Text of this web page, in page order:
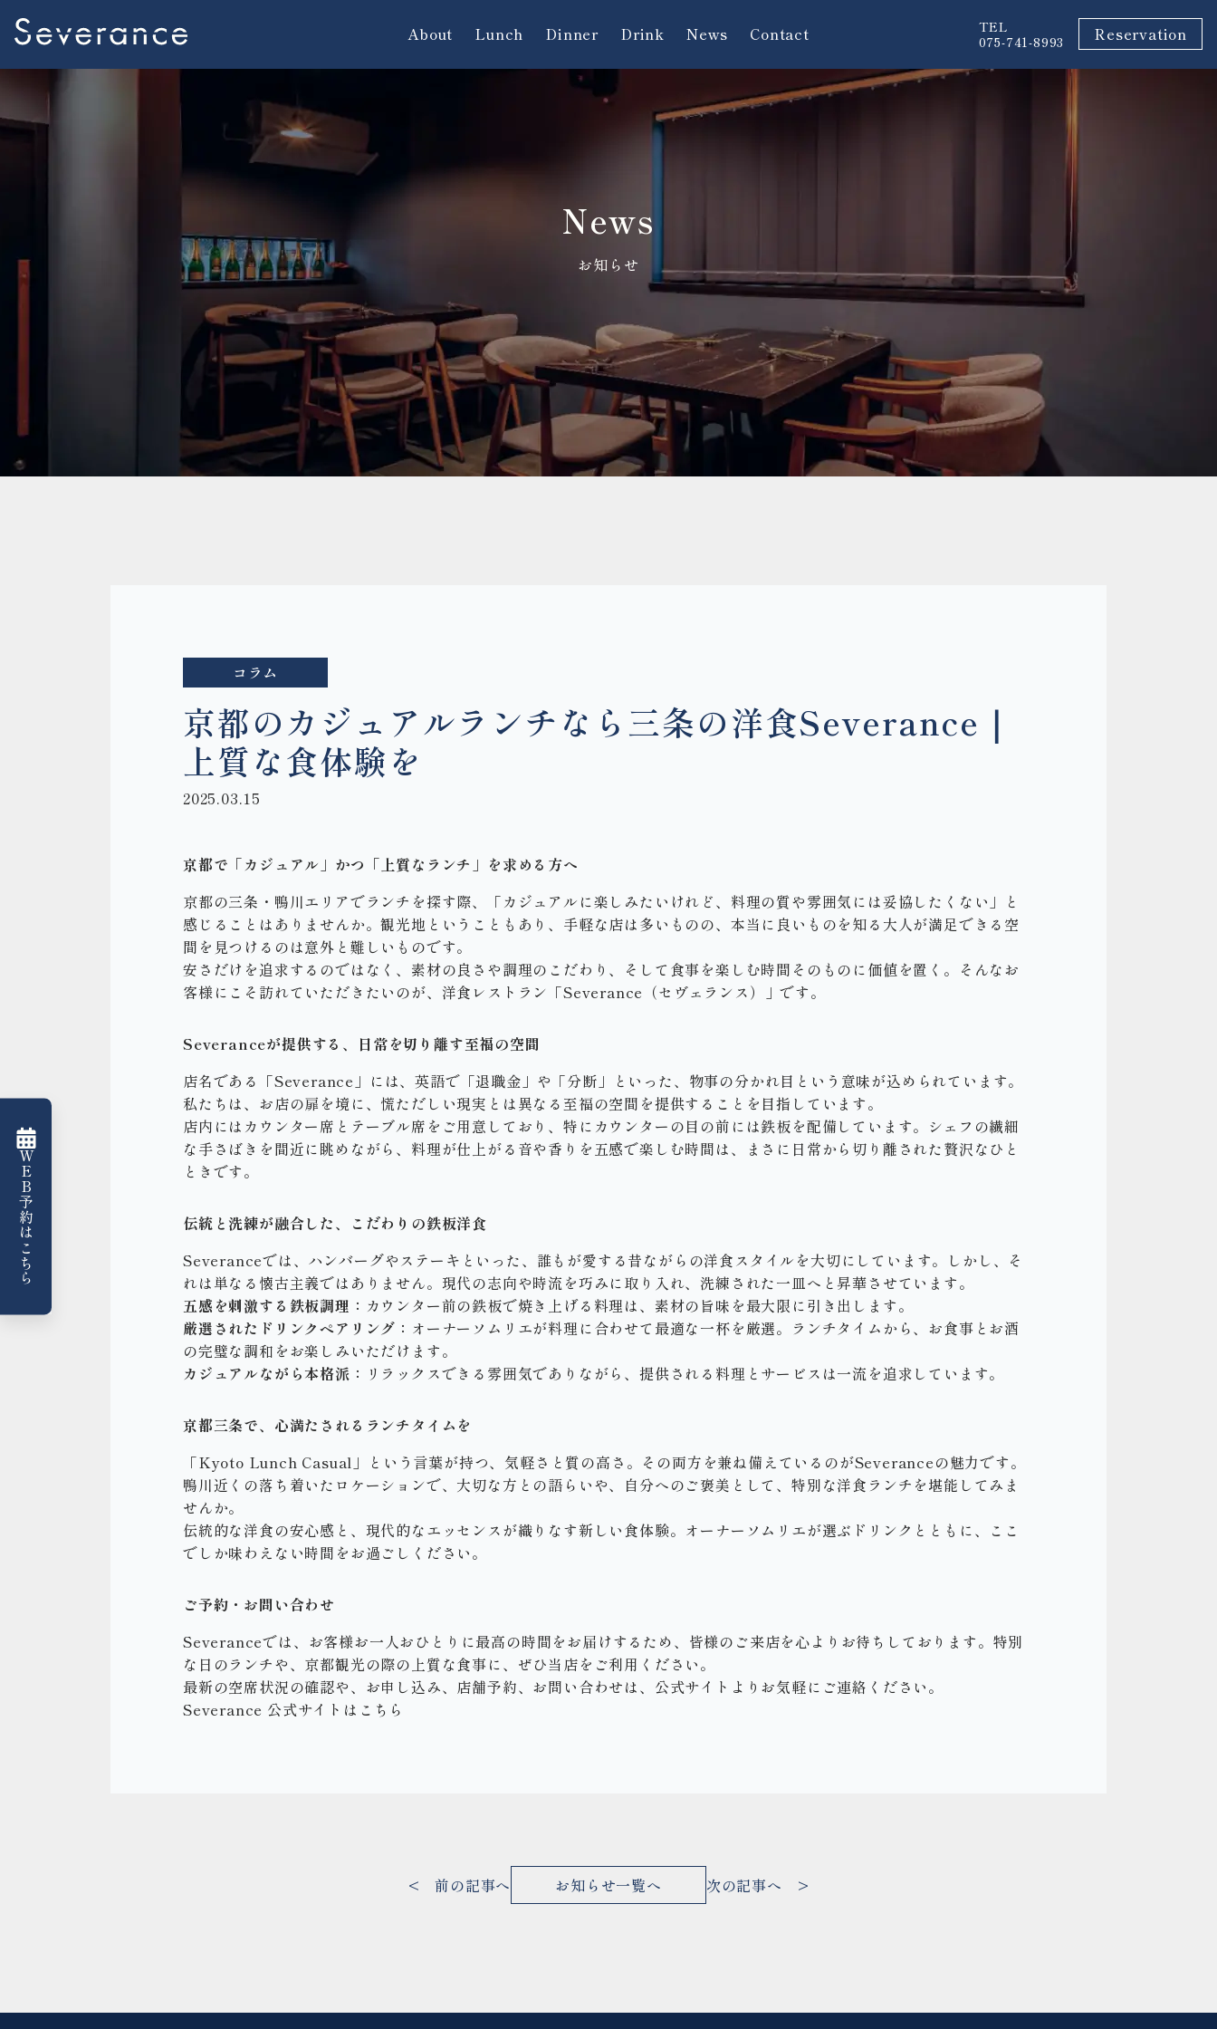
About Lunch Dinner Drink News Contact
TEL
075-741-8993
Reservation
WEB予約はこちら
News
お知らせ
コラム
京都のカジュアルランチなら三条の洋食Severance｜
上質な食体験を
2025.03.15
京都で「カジュアル」かつ「上質なランチ」を求める方へ
京都の三条・鴨川エリアでランチを探す際、「カジュアルに楽しみたいけれど、料理の質や雰囲気には妥協したくない」と
感じることはありませんか。観光地ということもあり、手軽な店は多いものの、本当に良いものを知る大人が満足できる空
間を見つけるのは意外と難しいものです。
安さだけを追求するのではなく、素材の良さや調理のこだわり、そして食事を楽しむ時間そのものに価値を置く。そんなお
客様にこそ訪れていただきたいのが、洋食レストラン「Severance（セヴェランス）」です。
Severanceが提供する、日常を切り離す至福の空間
店名である「Severance」には、英語で「退職金」や「分断」といった、物事の分かれ目という意味が込められています。
私たちは、お店の扉を境に、慌ただしい現実とは異なる至福の空間を提供することを目指しています。
店内にはカウンター席とテーブル席をご用意しており、特にカウンターの目の前には鉄板を配備しています。シェフの繊細
な手さばきを間近に眺めながら、料理が仕上がる音や香りを五感で楽しむ時間は、まさに日常から切り離された贅沢なひと
ときです。
伝統と洗練が融合した、こだわりの鉄板洋食
Severanceでは、ハンバーグやステーキといった、誰もが愛する昔ながらの洋食スタイルを大切にしています。しかし、そ
れは単なる懐古主義ではありません。現代の志向や時流を巧みに取り入れ、洗練された一皿へと昇華させています。
五感を刺激する鉄板調理： カウンター前の鉄板で焼き上げる料理は、素材の旨味を最大限に引き出します。
厳選されたドリンクペアリング： オーナーソムリエが料理に合わせて最適な一杯を厳選。ランチタイムから、お食事とお酒
の完璧な調和をお楽しみいただけます。
カジュアルながら本格派： リラックスできる雰囲気でありながら、提供される料理とサービスは一流を追求しています。
京都三条で、心満たされるランチタイムを
「Kyoto Lunch Casual」という言葉が持つ、気軽さと質の高さ。その両方を兼ね備えているのがSeveranceの魅力です。
鴨川近くの落ち着いたロケーションで、大切な方との語らいや、自分へのご褒美として、特別な洋食ランチを堪能してみま
せんか。
伝統的な洋食の安心感と、現代的なエッセンスが織りなす新しい食体験。オーナーソムリエが選ぶドリンクとともに、ここ
でしか味わえない時間をお過ごしください。
ご予約・お問い合わせ
Severanceでは、お客様お一人おひとりに最高の時間をお届けするため、皆様のご来店を心よりお待ちしております。特別
な日のランチや、京都観光の際の上質な食事に、ぜひ当店をご利用ください。
最新の空席状況の確認や、お申し込み、店舗予約、お問い合わせは、公式サイトよりお気軽にご連絡ください。
Severance 公式サイトはこちら
< 前の記事へ お知らせ一覧へ 次の記事へ >